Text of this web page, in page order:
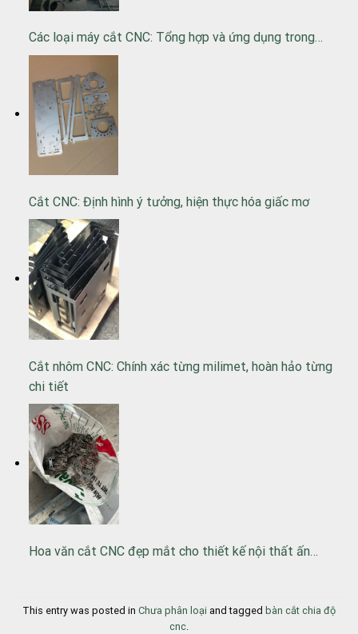
Các loại máy cắt CNC: Tổng hợp và ứng dụng trong…
Cắt CNC: Định hình ý tưởng, hiện thực hóa giấc mơ
Cắt nhôm CNC: Chính xác từng milimet, hoàn hảo từng
chi tiết
Hoa văn cắt CNC đẹp mắt cho thiết kế nội thất ấn…
This entry was posted in Chưa phân loại and tagged bàn cắt chia độ
cnc.